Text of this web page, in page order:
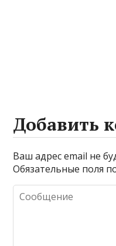
Добавить
Ваш адрес email не
Обязательные поля